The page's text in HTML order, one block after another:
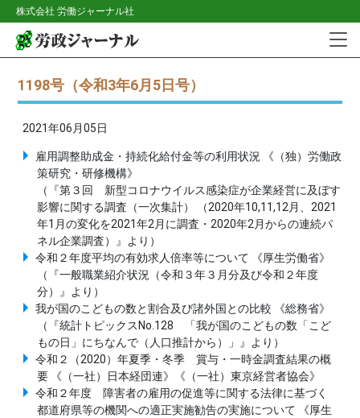
株式会社 労働ジャーナル社
1198号（令和3年6月5日号）
2021年06月05日
雇用調整助成金・持続化給付金等の利用状況 《（独）労働政
策研究・研修機構》
（『第３回 新型コロナウイルス感染症が企業経営に及ぼす
影響に関する調査（一次集計） （2020年10,11,12月、2021
年1月の変化を2021年2月に調査・2020年2月からの連続パ
ネル企業調査）』より）
令和２年度平均の有効求人倍率等について 《厚生労働省》
（『一般職業紹介状況（令和３年３月分及び令和２年度
分）』より）
我が国のこどもの数と割合及び諸外国との比較 《総務省》
（『統計トピックスNo.128 「我が国のこどもの数「こど
もの日」にちなんで（人口推計から）」』より）
令和２（2020）年夏季・冬季 賞与・一時金調査結果の概
要 《（一社）日本経団連》《（一社）東京経営者協会》
令和２年度 障害者の雇用の促進等に関する法律に基づく
都道府県等の機関への適正実施勧告の実施について 《厚生